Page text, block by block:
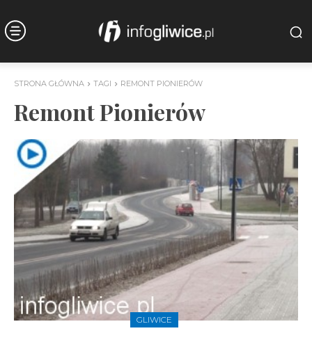
STRONA GŁÓWNA TAGI REMONT PIONIERÓW
Remont Pionierów
GLIWICE